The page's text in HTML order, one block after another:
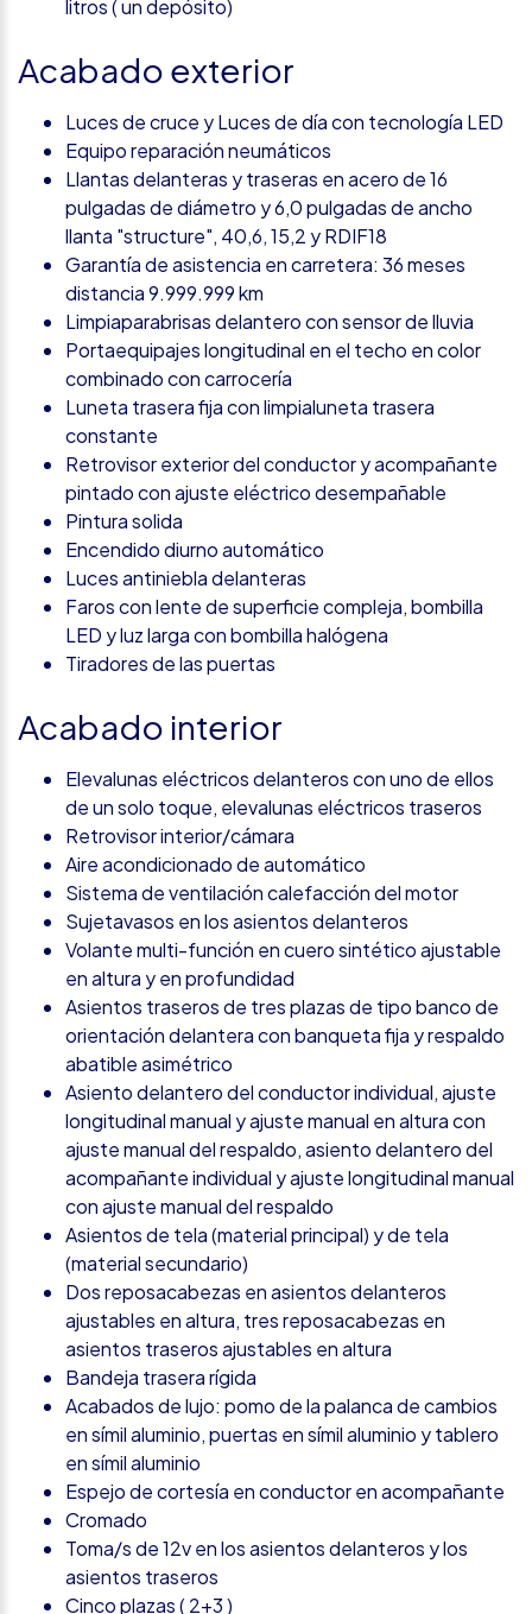
litros ( un depósito)
Acabado exterior
Luces de cruce y Luces de día con tecnología LED
Equipo reparación neumáticos
Llantas delanteras y traseras en acero de 16
pulgadas de diámetro y 6,0 pulgadas de ancho
llanta "structure", 40,6, 15,2 y RDIF18
Garantía de asistencia en carretera: 36 meses
distancia 9.999.999 km
Limpiaparabrisas delantero con sensor de lluvia
Portaequipajes longitudinal en el techo en color
combinado con carrocería
Luneta trasera fija con limpialuneta trasera
constante
Retrovisor exterior del conductor y acompañante
pintado con ajuste eléctrico desempañable
Pintura solida
Encendido diurno automático
Luces antiniebla delanteras
Faros con lente de superficie compleja, bombilla
LED y luz larga con bombilla halógena
Tiradores de las puertas
Acabado interior
Elevalunas eléctricos delanteros con uno de ellos
de un solo toque, elevalunas eléctricos traseros
Retrovisor interior/cámara
Aire acondicionado de automático
Sistema de ventilación calefacción del motor
Sujetavasos en los asientos delanteros
Volante multi-función en cuero sintético ajustable
en altura y en profundidad
Asientos traseros de tres plazas de tipo banco de
orientación delantera con banqueta fija y respaldo
abatible asimétrico
Asiento delantero del conductor individual, ajuste
longitudinal manual y ajuste manual en altura con
ajuste manual del respaldo, asiento delantero del
acompañante individual y ajuste longitudinal manual
con ajuste manual del respaldo
Asientos de tela (material principal) y de tela
(material secundario)
Dos reposacabezas en asientos delanteros
ajustables en altura, tres reposacabezas en
asientos traseros ajustables en altura
Bandeja trasera rígida
Acabados de lujo: pomo de la palanca de cambios
en símil aluminio, puertas en símil aluminio y tablero
en símil aluminio
Espejo de cortesía en conductor en acompañante
Cromado
Toma/s de 12v en los asientos delanteros y los
asientos traseros
Cinco plazas ( 2+3 )